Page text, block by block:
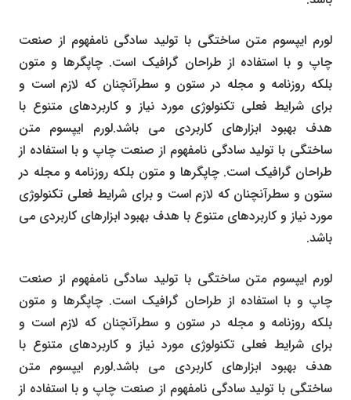
لورم ایپسوم متن ساختگی با تولید سادگی نامفهوم از صنعت
چاپ و با استفاده از طراحان گرافیک است. چاپگرها و متون
بلکه روزنامه و مجله در ستون و سطرآنچنان که لازم است و
برای شرایط فعلی تکنولوژی مورد نیاز و کاربردهای متنوع با
هدف بهبود ابزارهای کاربردی می باشد.لورم ایپسوم متن
ساختگی با تولید سادگی نامفهوم از صنعت چاپ و با استفاده از
طراحان گرافیک است. چاپگرها و متون بلکه روزنامه و مجله در
ستون و سطرآنچنان که لازم است و برای شرایط فعلی تکنولوژی
مورد نیاز و کاربردهای متنوع با هدف بهبود ابزارهای کاربردی می
باشد.
لورم ایپسوم متن ساختگی با تولید سادگی نامفهوم از صنعت
چاپ و با استفاده از طراحان گرافیک است. چاپگرها و متون
بلکه روزنامه و مجله در ستون و سطرآنچنان که لازم است و
برای شرایط فعلی تکنولوژی مورد نیاز و کاربردهای متنوع با
هدف بهبود ابزارهای کاربردی می باشد.لورم ایپسوم متن
ساختگی با تولید سادگی نامفهوم از صنعت چاپ و با استفاده از